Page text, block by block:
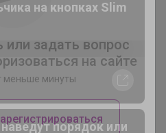
задать вопрос
на сайте
меньше минуты
в наличии! Самое
и выбрать тот